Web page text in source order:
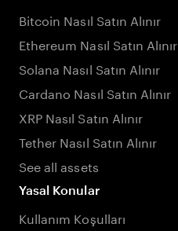
Bitcoin Nasıl Satın Alınır
Ethereum Nasıl Satın Alınır
Solana Nasıl Satın Alınır
Cardano Nasıl Satın Alınır
XRP Nasıl Satın Alınır
Tether Nasıl Satın Alınır
See all assets
Yasal Konular
Kullanım Koşulları